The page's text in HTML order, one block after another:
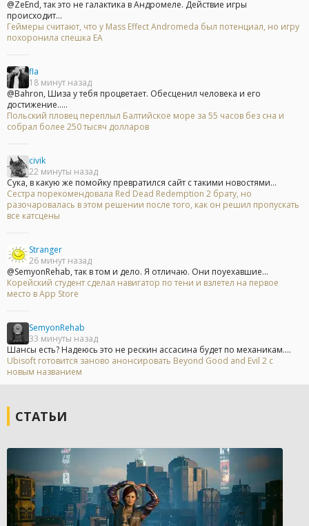
@ZeEnd, так это не галактика в Андромеле. Действие игры
происходит...
Геймеры считают, что у Mass Effect Andromeda был потенциал, но игру
похоронила спешка EA
fla
18 минут назад
@Bahron, Шиза у тебя процветает. Обесценил человека и его
достижение.....
Польский пловец переплыл Балтийское море за 55 часов без сна и
собрал более 250 тысяч долларов
civik
22 минуты назад
Сука, в какую же помойку превратился сайт с такими новостями...
Сестра порекомендовала Red Dead Redemption 2 брату, но
разочаровалась в этом решении после того, как он решил пропускать
все катсцены
Stranger
26 минут назад
@SemyonRehab, так в том и дело. Я отличаю. Они поуехавшие...
Корейский студент сделал навигатор по тени и взлетел на первое
место в App Store
SemyonRehab
33 минуты назад
Шансы есть? Надеюсь это не рескин ассасина будет по механикам....
Ubisoft готовится заново анонсировать Beyond Good and Evil 2 с
новым названием
СТАТЬИ